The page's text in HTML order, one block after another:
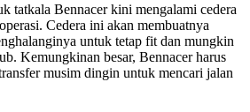
tatkala Bennacer kini mengalami cedera
Cedera ini akan membuatnya
untuk tetap fit dan mungkin
Kemungkinan besar, Bennacer harus
musim dingin untuk mencari jalan